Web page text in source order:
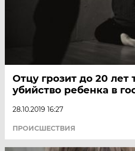
Отцу грозит до 20 лет
убийство ребенка в
28.10.2019 16:27
ПРОИСШЕСТВИЯ